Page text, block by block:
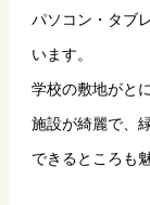
パソコン・タブ
います。
学校の敷地がと
施設が綺麗で、
できるところも